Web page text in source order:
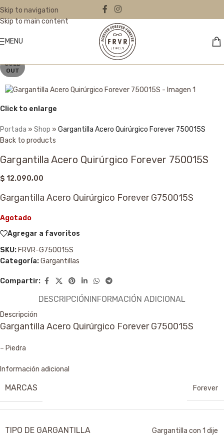
Skip to navigation
Skip to main content
MENU
SOLD
OUT
Click to enlarge
Portada » Shop » Gargantilla Acero Quirúrgico Forever 750015S
Back to products
Gargantilla Acero Quirúrgico Forever 750015S
$ 12.090,00
Gargantilla Acero Quirúrgico Forever G750015S
Agotado
Agregar a favoritos
SKU: FRVR-G750015S
Categoría:Gargantillas
Compartir:
DESCRIPCIÓNINFORMACIÓN ADICIONAL
Descripción
Gargantilla Acero Quirúrgico Forever G750015S
– Piedra
Información adicional
MARCAS Forever
TIPO DE GARGANTILLA Gargantilla con 1 dije